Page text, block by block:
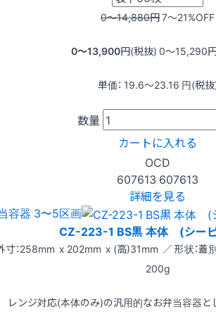
0〜14,880円7〜21%OFF
0〜13,900円(税抜) 0〜15,290
単価： 19.6〜23.16 円(税
数量
カートに入れる
OCD
607613 607613
詳細を見る
容器 3〜5区画
CZ-223-1 BS黒 本体 (シー
寸：258mm x 202mm x (高)31mm ／ 形状：蓋
200g
レンジ対応(本体のみ)の汎用的なお弁当容器と